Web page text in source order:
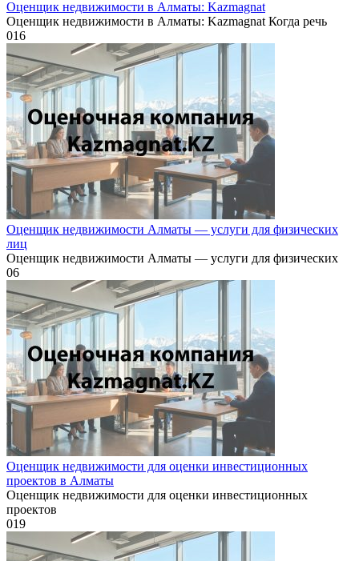
Оценщик недвижимости в Алматы: Kazmagnat
Оценщик недвижимости в Алматы: Kazmagnat Когда речь
016
Оценщик недвижимости Алматы — услуги для физических
лиц
Оценщик недвижимости Алматы — услуги для физических
06
Оценщик недвижимости для оценки инвестиционных
проектов в Алматы
Оценщик недвижимости для оценки инвестиционных
проектов
019